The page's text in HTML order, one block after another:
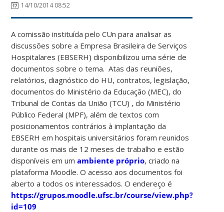
14/10/2014 08:52
A comissão instituída pelo CUn para analisar as
discussões sobre a Empresa Brasileira de Serviços
Hospitalares (EBSERH) disponibilizou uma série de
documentos sobre o tema. Atas das reuniões,
relatórios, diagnóstico do HU, contratos, legislação,
documentos do Ministério da Educação (MEC), do
Tribunal de Contas da União (TCU) , do Ministério
Público Federal (MPF), além de textos com
posicionamentos contrários à implantação da
EBSERH em hospitais universitários foram reunidos
durante os mais de 12 meses de trabalho e estão
disponíveis em umambiente próprio, criado na
plataforma Moodle. O acesso aos documentos foi
aberto a todos os interessados. O endereço é
https://grupos.moodle.ufsc.br/course/view.php?
id=109